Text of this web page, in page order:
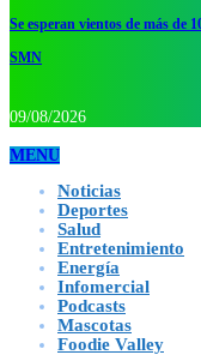
Se esperan vientos de más de
SMN
09/08/2026
MENU
Noticias
Deportes
Salud
Entretenimiento
Energía
Infomercial
Podcasts
Mascotas
Foodie Valley